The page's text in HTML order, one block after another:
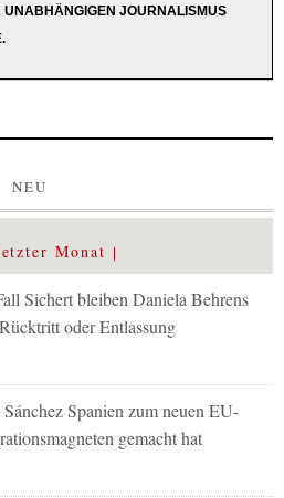
UNABHÄNGIGEN JOURNALISMUS
NEU
Monat
Sichert bleiben Daniela Behrens
oder Entlassung
Spanien zum neuen EU-
gemacht hat